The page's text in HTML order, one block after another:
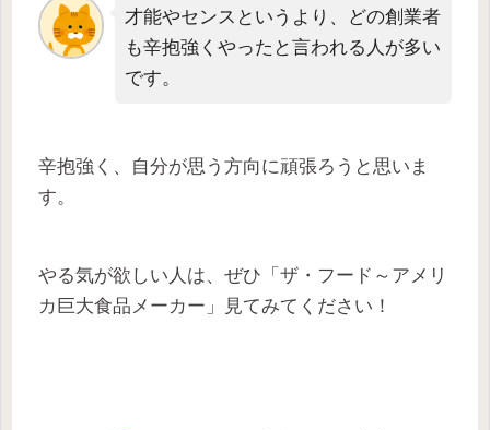
才能やセンスというより、どの創業者
も辛抱強くやったと言われる人が多い
です。
辛抱強く、自分が思う方向に頑張ろうと思いま
す。
やる気が欲しい人は、ぜひ「ザ・フード～アメリ
カ巨大食品メーカー」見てみてください！